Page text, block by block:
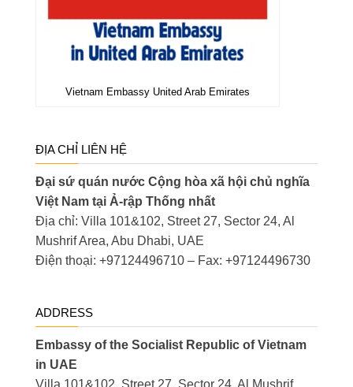
Vietnam Embassy United Arab Emirates
ĐỊA CHỈ LIÊN HỆ
Đại sứ quán nước Cộng hòa xã hội chủ nghĩa
Việt Nam tại Ả-rập Thống nhất
Địa chỉ: Villa 101&102, Street 27, Sector 24, Al
Mushrif Area, Abu Dhabi, UAE
Điện thoại: +97124496710 – Fax: +97124496730
ADDRESS
Embassy of the Socialist Republic of Vietnam
in UAE